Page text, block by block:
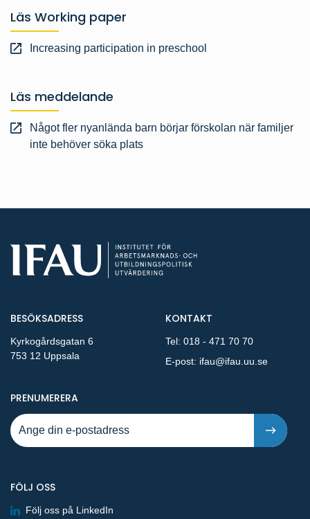
Läs Working paper
Increasing participation in preschool
Läs meddelande
Något fler nyanlända barn börjar förskolan när familjer
inte behöver söka plats
BESÖKSADRESS
Kyrkogårdsgatan 6
753 12 Uppsala
KONTAKT
Tel: 018 - 471 70 70
E-post: ifau@ifau.uu.se
PRENUMERERAPÅ NYA PUBLIKATIONER OCH
FÖLJ OSS
Följ oss på LinkedIn